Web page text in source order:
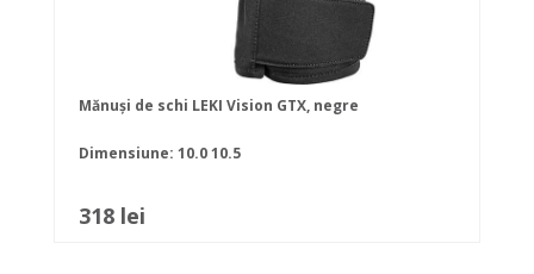
Mănuși de schi LEKI Vision GTX, negre
Dimensiune: 10.010.5
318 lei